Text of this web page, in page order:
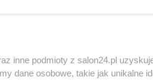
inne podmioty z salon24.pl
dane osobowe, takie jak unikalne